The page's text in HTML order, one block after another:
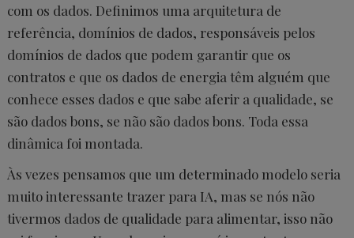
com os dados. Definimos uma arquitetura de
referência, domínios de dados, responsáveis pelos
domínios de dados que podem garantir que os
contratos e que os dados de energia têm alguém que
conhece esses dados e que sabe aferir a qualidade, se
são dados bons, se não são dados bons. Toda essa
dinâmica foi montada.
Às vezes pensamos que um determinado modelo seria
muito interessante trazer para IA, mas se nós não
tivermos dados de qualidade para alimentar, isso não